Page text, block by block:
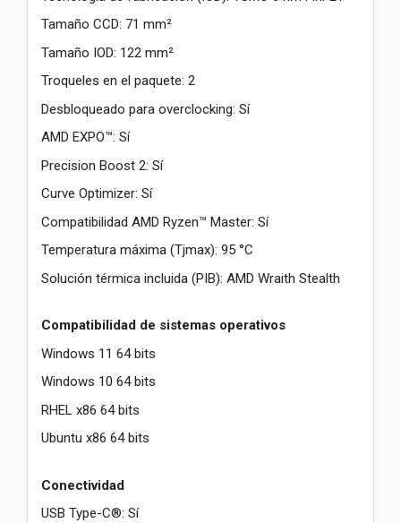
Tamaño CCD: 71 mm²
Tamaño IOD: 122 mm²
Troqueles en el paquete: 2
Desbloqueado para overclocking: Sí
AMD EXPO™: Sí
Precision Boost 2: Sí
Curve Optimizer: Sí
Compatibilidad AMD Ryzen™ Master: Sí
Temperatura máxima (Tjmax): 95 °C
Solución térmica incluida (PIB): AMD Wraith Stealth
Compatibilidad de sistemas operativos
Windows 11 64 bits
Windows 10 64 bits
RHEL x86 64 bits
Ubuntu x86 64 bits
Conectividad
USB Type-C®: Sí